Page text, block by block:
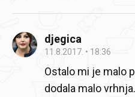
djegica
11.8.2017. 18:36
Ostalo mi je malo
dodala malo